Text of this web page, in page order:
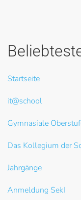
Startseite
it@school
Gymnasiale
Das Kollegium der
Jahrgänge
Anmeldung SekI